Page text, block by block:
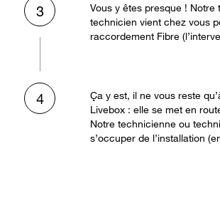
3
Vous y êtes presque ! Notre
technicien vient chez vous
raccordement Fibre
4
Ça y est, il ne vous reste
Livebox : elle se met en
Notre technicienne ou
s’occuper de l’installation